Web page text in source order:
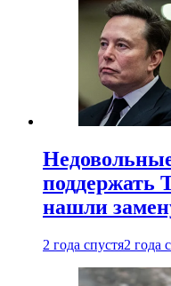
поддержать
нашли
2 года спустя2 года